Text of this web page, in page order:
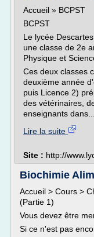
Accueil » BCPST
BCPST
Le lycée
une classe de 2e
Physique et
Ces deux classes
deuxième année
puis Licence 2)
des vétérinaires,
enseignants dans...
Lire la suite
Site : http://
Biochimie
Accueil > Cours >
(Partie 1)
Vous devez être
Si ce n'est pas